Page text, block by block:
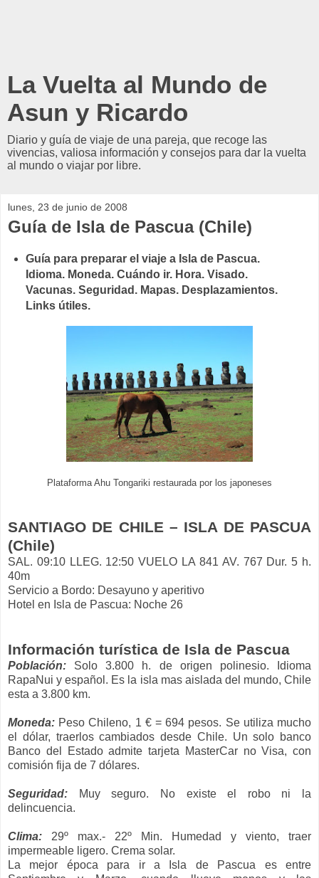
La Vuelta al Mundo de
Asun y Ricardo
Diario y guía de viaje de una pareja, que recoge las
vivencias, valiosa información y consejos para dar la vuelta
al mundo o viajar por libre.
lunes, 23 de junio de 2008
Guía de Isla de Pascua (Chile)
Guía para preparar el viaje a Isla de Pascua.
Idioma. Moneda. Cuándo ir. Hora. Visado.
Vacunas. Seguridad. Mapas. Desplazamientos.
Links útiles.
Plataforma Ahu Tongariki restaurada por los japoneses
SANTIAGO DE CHILE – ISLA DE PASCUA
(Chile)
SAL. 09:10 LLEG. 12:50 VUELO LA 841 AV. 767 Dur. 5 h.
40m
Servicio a Bordo: Desayuno y aperitivo
Hotel en Isla de Pascua: Noche 26
Información turística de Isla de Pascua
Población: Solo 3.800 h. de origen polinesio. Idioma
RapaNui y español. Es la isla mas aislada del mundo, Chile
esta a 3.800 km.
Moneda: Peso Chileno, 1 € = 694 pesos. Se utiliza mucho
el dólar, traerlos cambiados desde Chile. Un solo banco
Banco del Estado admite tarjeta MasterCar no Visa, con
comisión fija de 7 dólares.
Seguridad: Muy seguro. No existe el robo ni la
delincuencia.
Clima: 29º max.- 22º Min. Humedad y viento, traer
impermeable ligero. Crema solar.
La mejor época para ir a Isla de Pascua es entre